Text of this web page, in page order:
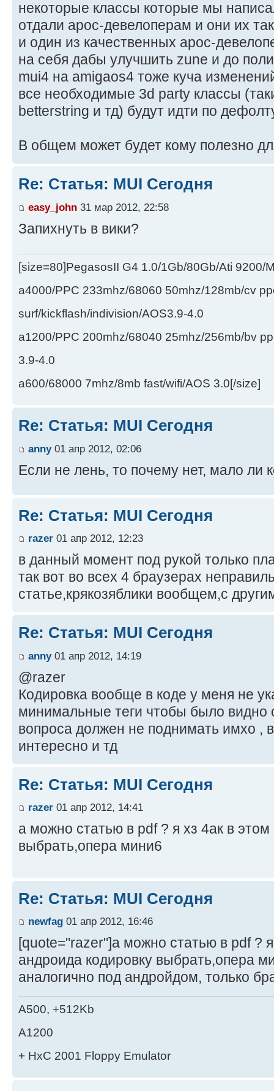
некоторые классы которые мы
отдали арос-девелоперам и они их
и один из качественных арос-
на себя дабы улучшить zune и до
mui4 на amigaos4 тоже куча
все необходимые 3d party классы
betterstring и тд) будут идти по
В общем может будет кому полезно
Re: Статья: MUI Сегодня
easy_john 31 мар 2012, 22:58
Запихнуть в вики?
[size=80]PegasosII G4 1.0/1Gb/80Gb/Ati 9200/
a4000/PPC 233mhz/68060 50mhz/128mb/cv
surf/kickflash/indivision/AOS3.9-4.0
a1200/PPC 200mhz/68040 25mhz/256mb/bv
3.9-4.0
a600/68000 7mhz/8mb fast/wifi/AOS 3.0[/size]
Re: Статья: MUI Сегодня
anny01 апр 2012, 02:06
Если не лень, то почему нет, мало ли
Re: Статья: MUI Сегодня
razer 01 апр 2012, 12:23
в данный момент под рукой только
так вот во всех 4 браузерах
статье,крякозяблики вообщем,с
Re: Статья: MUI Сегодня
anny01 апр 2012, 14:19
@razer
Кодировка вообще в коде у меня не
минимальные теги чтобы было видно
вопроса должен не поднимать имхо ,
интересно и тд
Re: Статья: MUI Сегодня
razer 01 апр 2012, 14:41
а можно статью в pdf ? я хз 4ак в этом
выбрать,опера мини6
Re: Статья: MUI Сегодня
newfag 01 апр 2012, 16:46
[quote="razer"]а можно статью в pdf ? я
андроида кодировку выбрать,опера
аналогично под андройдом, только
A500, +512Kb
A1200
+ HxC 2001 Floppy Emulator